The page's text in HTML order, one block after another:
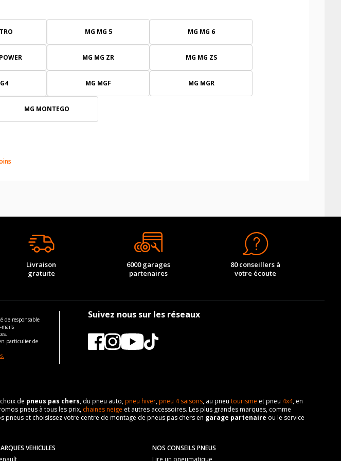
MG MG 5 MG MG 6
MG MG ZR MG MG ZS
MG MGF MG MGR
MG MONTEGO
Livraison
gratuite
6000 garages
partenaires
80 conseillers à
votre écoute
de responsable
mails
particulier de
Suivez nous sur les réseaux
de pneus pas chers, du pneu auto,pneu hiver,pneu 4 saisons, au pneu tourisme et pneu 4x4, en
pneus à tous les prix, chaines neige et autres accessoires. Les plus grandes marques, comme
et choisissez votre centre de montage de pneus pas chers en garage partenaire ou le service
VEHICULES
NOS CONSEILS PNEUS
Lire un pneumatique